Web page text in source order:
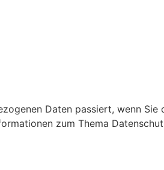
Daten passiert, wenn Sie
zum Thema